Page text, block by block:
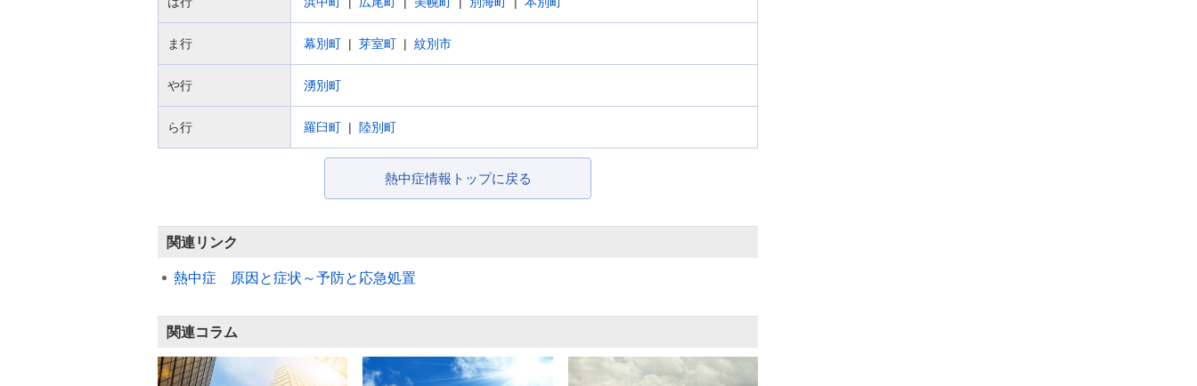
ま行 幕別町 芽室町 紋別市
や行 湧別町
ら行 羅臼町 陸別町
熱中症情報トップに戻る
関連リンク
熱中症 原因と症状～予防と応急処置
関連コラム